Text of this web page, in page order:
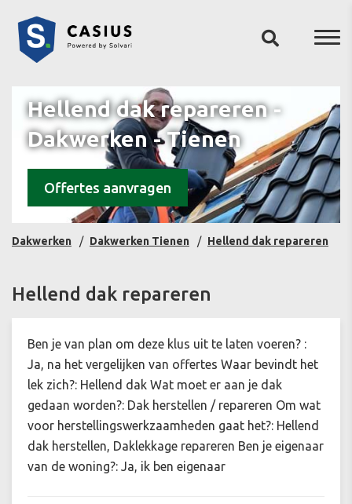
Hellend dak repareren -
Dakwerken - Tienen
Offertes aanvragen
Dakwerken Dakwerken Tienen Hellend dak repareren
Hellend dak repareren
Ben je van plan om deze klus uit te laten voeren? :
Ja, na het vergelijken van offertes Waar bevindt het
lek zich?: Hellend dak Wat moet er aan je dak
gedaan worden?: Dak herstellen / repareren Om wat
voor herstellingswerkzaamheden gaat het?: Hellend
dak herstellen, Daklekkage repareren Ben je eigenaar
van de woning?: Ja, ik ben eigenaar